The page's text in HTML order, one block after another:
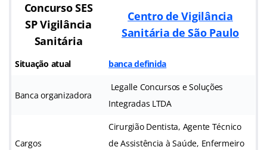
Concurso SES
SP Vigilância
Sanitária
Centro de Vigilância
Sanitária de São Paulo
Situação atual banca definida
Banca organizadora
Legalle Concursos e Soluções
Integradas LTDA
Cargos
Cirurgião Dentista, Agente Técnico
de Assistência à Saúde, Enfermeiro